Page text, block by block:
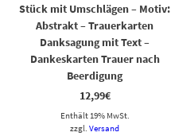
Stück mit Umschlägen – Motiv:
Abstrakt – Trauerkarten
Danksagung mit Text –
Dankeskarten Trauer nach
Beerdigung
12,99€
Enthält 19% MwSt.
zzgl.Versand